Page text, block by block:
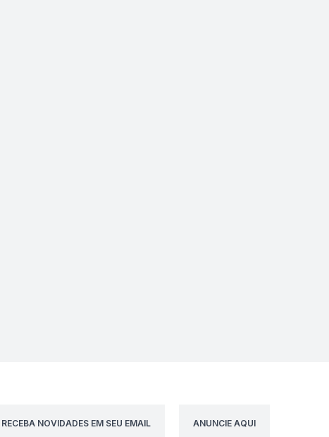
RECEBA NOVIDADES EM SEU EMAIL ANUNCIE AQUI